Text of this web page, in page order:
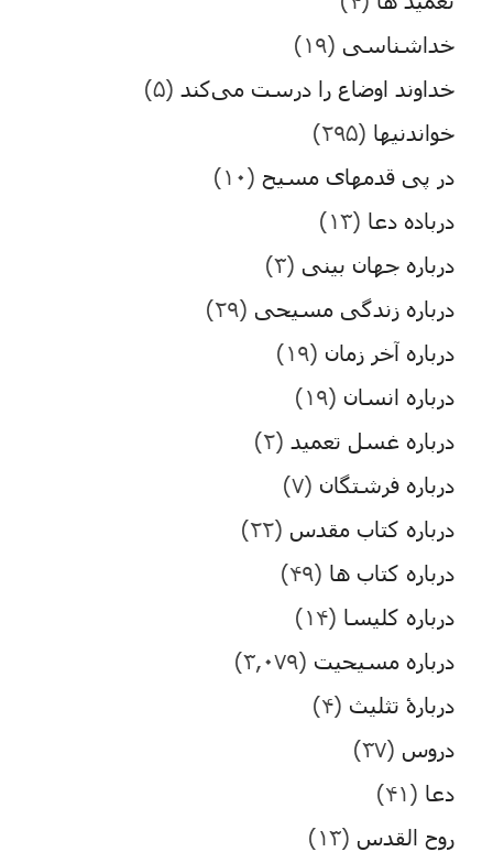
خداشناسی (۱۹)
خداوند اوضاع را درست می‌کند (۵)
خواندنیها (۲۹۵)
در پی قدمهای مسیح (۱۰)
درباده دعا (۱۳)
درباره جهان بینی (۳)
درباره زندگی مسیحی (۲۹)
درباره آخر زمان (۱۹)
درباره انسان (۱۹)
درباره غسل تعمید (۲)
درباره فرشتگان (۷)
درباره کتاب مقدس (۲۲)
درباره کتاب ها (۴۹)
درباره کلیسا (۱۴)
درباره مسیحیت (۳,۰۷۹)
دربارۀ تثلیث (۴)
دروس (۳۷)
دعا (۴۱)
روح القدس (۱۳)